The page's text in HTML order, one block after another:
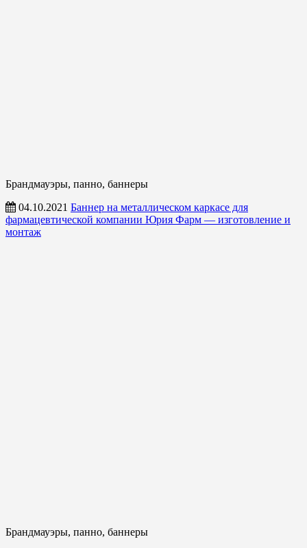
Брандмауэры, панно, баннеры
04.10.2021 Баннер на металлическом каркасе для
фармацевтической компании Юрия Фарм — изготовление и
монтаж
Брандмауэры, панно, баннеры